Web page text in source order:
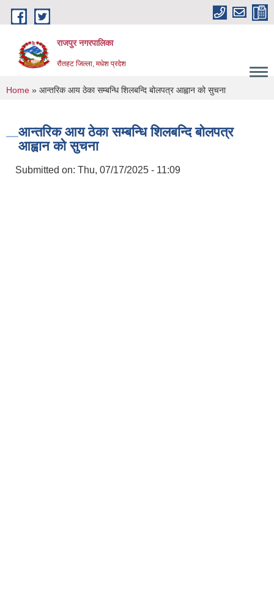
Skip to main content
राजपुर नगरपालिका
रौतहट जिल्ला, मधेश प्रदेश
You are here
Home » आन्तरिक आय ठेका सम्बन्धि शिलबन्दि बोलपत्र आह्वान को सुचना
आन्तरिक आय ठेका सम्बन्धि शिलबन्दि बोलपत्र
आह्वान को सुचना
Submitted on: Thu, 07/17/2025 - 11:09